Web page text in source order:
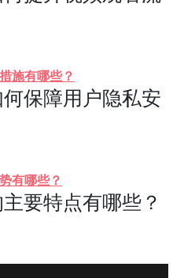
施有哪些？
保障用户隐私安
有哪些？
要特点有哪些？